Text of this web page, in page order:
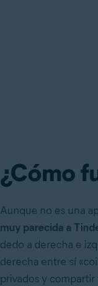
¿Cómo
Aunque no es una
muy parecida a
dedo a derecha e
derecha entre sí
privados y